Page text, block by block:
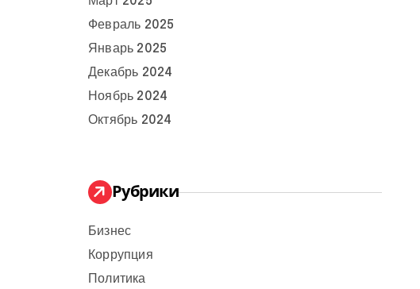
Февраль 2025
Январь 2025
Декабрь 2024
Ноябрь 2024
Октябрь 2024
Рубрики
Бизнес
Коррупция
Политика